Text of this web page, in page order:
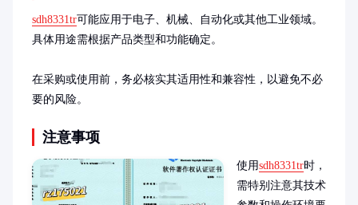
sdh8331tr可能应用于电子、机械、自动化或其他工业领域。
具体用途需根据产品类型和功能确定。
在采购或使用前，务必核实其适用性和兼容性，以避免不必
要的风险。
注意事项
使用sdh8331tr时，
需特别注意其技术